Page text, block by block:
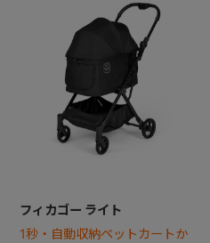
フィカゴー ライト
1秒・自動収納ペットカートか